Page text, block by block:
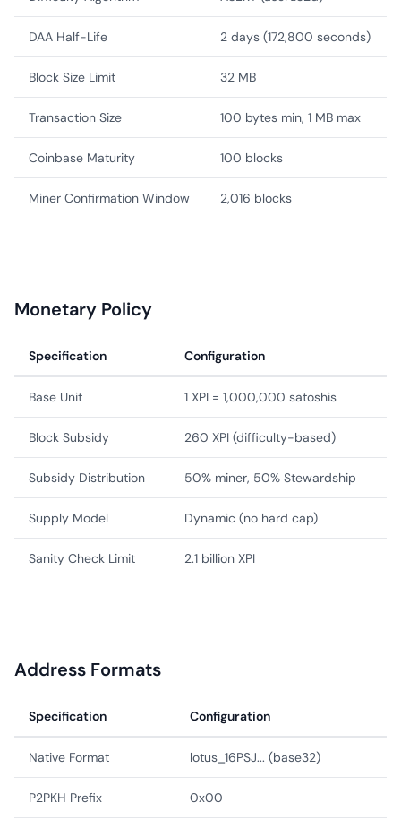
DAA Half-Life 2 days (172,800 seconds)
Block Size Limit 32 MB
Transaction Size 100 bytes min, 1 MB max
Coinbase Maturity 100 blocks
Miner Confirmation Window 2,016 blocks
Monetary Policy
Specification Configuration
Base Unit 1 XPI = 1,000,000 satoshis
Block Subsidy 260 XPI (difficulty-based)
Subsidy Distribution 50% miner, 50% Stewardship
Supply Model Dynamic (no hard cap)
Sanity Check Limit 2.1 billion XPI
Address Formats
Specification Configuration
Native Format lotus_16PSJ... (base32)
P2PKH Prefix 0x00